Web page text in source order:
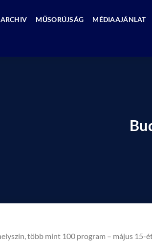
ARCHIV MŰSORÚJSÁG MÉDIAAJÁNLAT
több mint 100 program – május